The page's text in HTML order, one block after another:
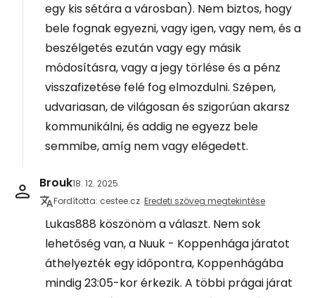
egy kis sétára a városban). Nem biztos, hogy
bele fognak egyezni, vagy igen, vagy nem, és a
beszélgetés ezután vagy egy másik
módosításra, vagy a jegy törlése és a pénz
visszafizetése felé fog elmozdulni. Szépen,
udvariasan, de világosan és szigorúan akarsz
kommunikálni, és addig ne egyezz bele
semmibe, amíg nem vagy elégedett.
Brouk18. 12. 2025
Fordította: cestee.cz Eredeti szöveg megtekintése
Lukas888 köszönöm a választ. Nem sok
lehetőség van, a Nuuk - Koppenhága járatot
áthelyezték egy időpontra, Koppenhágába
mindig 23:05-kor érkezik. A többi prágai járat